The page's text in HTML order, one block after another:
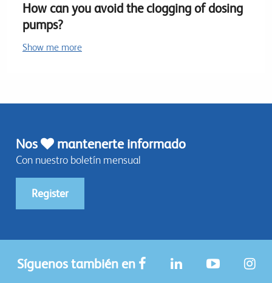
How can you avoid the clogging of dosing
pumps?
Show me more
Nos mantenerte informado
Con nuestro boletín mensual
Register
Síguenos también en